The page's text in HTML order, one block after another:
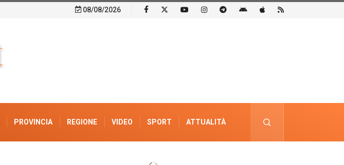
08/08/2026
PROVINCIA REGIONE VIDEO SPORT ATTUALITÀ
PUBBLICITÀ ELETTORALE